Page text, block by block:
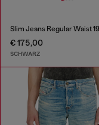
€ 175,00
SCHWARZ